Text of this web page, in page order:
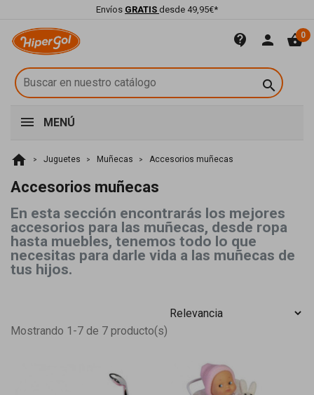
Envíos GRATIS desde 49,95€*
contact_support person shopping_basket0

MENÚ
home Juguetes Muñecas Accesorios muñecas
Accesorios muñecas
En esta sección encontrarás los mejores
accesorios para las muñecas, desde ropa
hasta muebles, tenemos todo lo que
necesitas para darle vida a las muñecas de
tus hijos.
Mostrando 1-7 de 7 producto(s)